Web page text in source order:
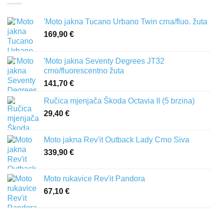
'Moto jakna Tucano Urbano Twin crna/fluo. žuta
169,90 €
'Moto jakna Seventy Degrees JT32
crno/fluorescentno žuta
141,70 €
Ručica mjenjača Škoda Octavia II (5 brzina)
29,40 €
Moto jakna Rev'it Outback Lady Crno Siva
339,90 €
Moto rukavice Rev'it Pandora
67,10 €